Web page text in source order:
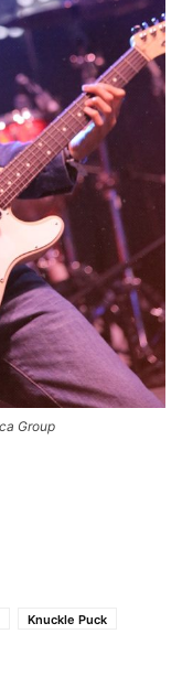
Group
Knuckle Puck